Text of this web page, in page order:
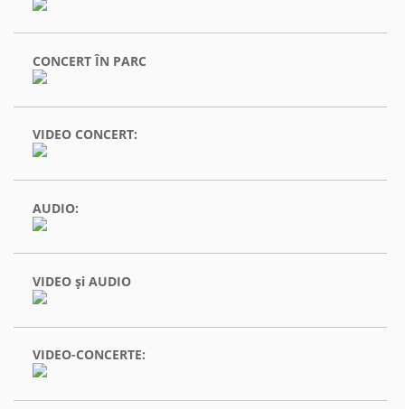
CONCERT ÎN PARC
VIDEO CONCERT:
AUDIO:
VIDEO şi AUDIO
VIDEO-CONCERTE: